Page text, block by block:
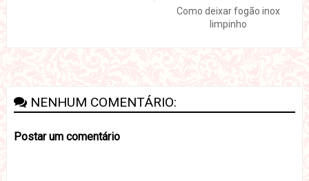
Como deixar fogão inox
limpinho
NENHUM COMENTÁRIO:
Postar um comentário